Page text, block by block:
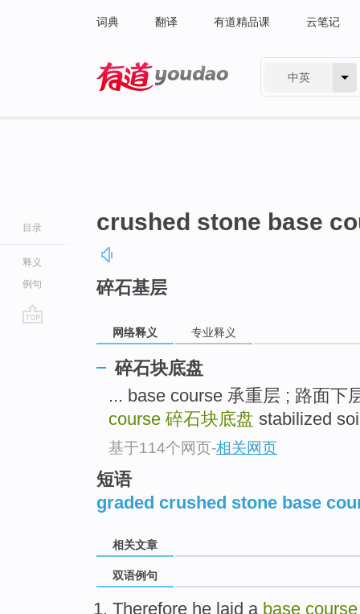
词典 翻译 有道精品课 云笔记
中英
目录
释义
例句
crushed stone base
碎石基层
网络释义 专业释义
碎石块底盘
... base course 承重层 ; 路面下
course 碎石块底盘 stabilized
基于114个网页-相关网页
短语
graded crushed stone base
相关文章
双语例句
Therefore he laid a base course